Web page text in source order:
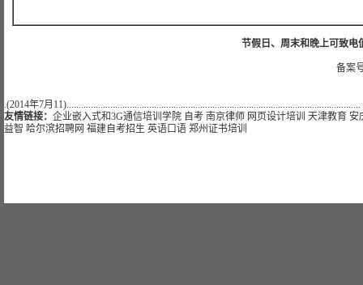
节假日、周末和晚上可致电
备案
.(2014年7月11).........................................................................................................................
友情链接： 企业嵌入式和3G通信培训学院 自考 南京律师 网页设计培训 天津教育 安
益智 哈尔滨招聘网 福建自考招生 英语口语 郑州证书培训